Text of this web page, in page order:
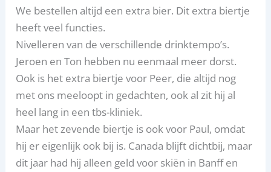
We bestellen altijd een extra bier. Dit extra biertje
heeft veel functies.
Nivelleren van de verschillende drinktempo’s.
Jeroen en Ton hebben nu eenmaal meer dorst.
Ook is het extra biertje voor Peer, die altijd nog
met ons meeloopt in gedachten, ook al zit hij al
heel lang in een tbs-kliniek.
Maar het zevende biertje is ook voor Paul, omdat
hij er eigenlijk ook bij is. Canada blijft dichtbij, maar
dit jaar had hij alleen geld voor skiën in Banff en